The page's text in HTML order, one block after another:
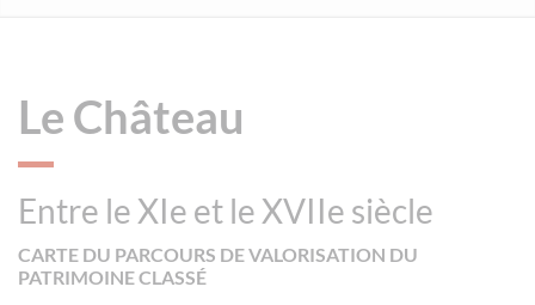
Le Château
Entre le XIe et le XVIIe siècle
CARTE DU PARCOURS DE VALORISATION DU
PATRIMOINE CLASSÉ